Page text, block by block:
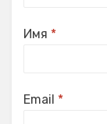
Имя *
Email *